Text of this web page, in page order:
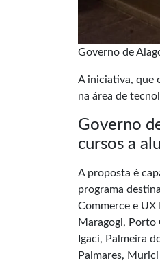
Governo de
A iniciativa, que
na área de
Governo
cursos a
A proposta é
programa
Commerce e UX
Maragogi, Porto
Igaci, Palmeira
Palmares, Murici